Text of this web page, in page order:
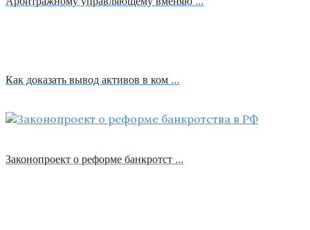
Как доказать вывод активов в ком …
Законопроект о реформе банкротст …